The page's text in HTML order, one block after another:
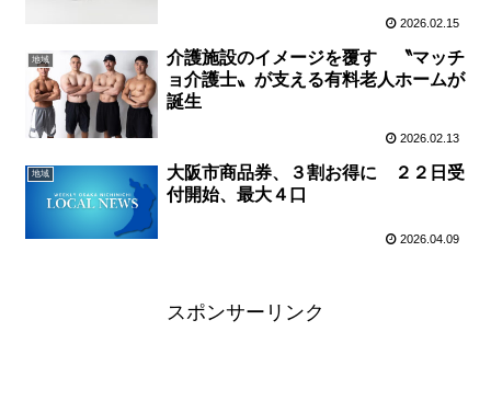
2026.02.15
地域
介護施設のイメージを覆す 〝マッチ
ョ介護士〟が支える有料老人ホームが
誕生
2026.02.13
地域
大阪市商品券、３割お得に ２２日受
付開始、最大４口
2026.04.09
スポンサーリンク